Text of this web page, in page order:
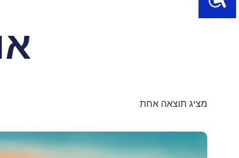
מציג תוצאה אחת